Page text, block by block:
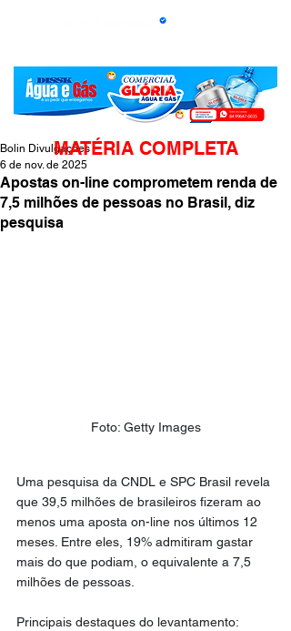
Apostas on-line comprometem renda de
7,5 milhões de pessoas no Brasil, diz
pesquisa
Bolin Divulgações
6 de nov. de 2025
Foto: Getty Images
Uma pesquisa da CNDL e SPC Brasil revela
que 39,5 milhões de brasileiros fizeram ao
menos uma aposta on-line nos últimos 12
meses. Entre eles, 19% admitiram gastar
mais do que podiam, o equivalente a 7,5
milhões de pessoas.
Principais destaques do levantamento:
MATÉRIA COMPLETA